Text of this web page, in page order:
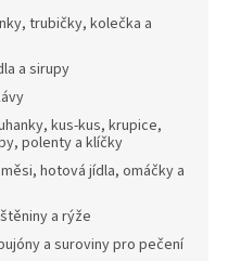
trubičky, kolečka a
a sirupy
kus-kus, krupice,
polenty a klíčky
hotová jídla, omáčky a
a rýže
a suroviny pro pečení